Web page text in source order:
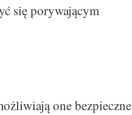
się porywającym
one bezpieczne